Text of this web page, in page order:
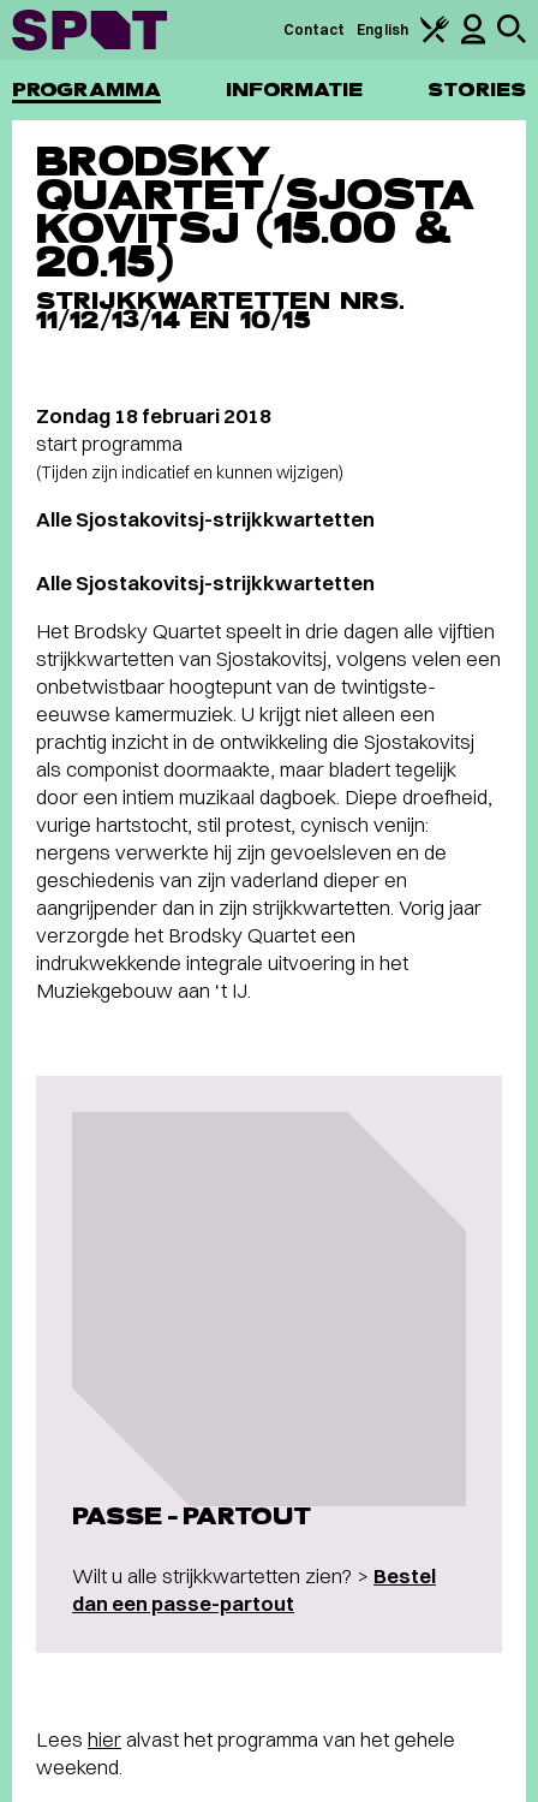
PROGRAMMA INFORMATIE STORIES
Contact English
BRODSKY
QUARTET/SJOSTA
KOVITSJ (15.00 &
20.15)
STRIJKKWARTETTEN NRS.
11/12/13/14 EN 10/15
Zondag 18 februari 2018
start programma
(Tijden zijn indicatief en kunnen wijzigen)
Alle Sjostakovitsj-strijkkwartetten
Alle Sjostakovitsj-strijkkwartetten
Het Brodsky Quartet speelt in drie dagen alle vijftien
strijkkwartetten van Sjostakovitsj, volgens velen een
onbetwistbaar hoogtepunt van de twintigste-
eeuwse kamermuziek. U krijgt niet alleen een
prachtig inzicht in de ontwikkeling die Sjostakovitsj
als componist doormaakte, maar bladert tegelijk
door een intiem muzikaal dagboek. Diepe droefheid,
vurige hartstocht, stil protest, cynisch venijn:
nergens verwerkte hij zijn gevoelsleven en de
geschiedenis van zijn vaderland dieper en
aangrijpender dan in zijn strijkkwartetten. Vorig jaar
verzorgde het Brodsky Quartet een
indrukwekkende integrale uitvoering in het
Muziekgebouw aan ‘t IJ.
PASSE-PARTOUT
Wilt u alle strijkkwartetten zien? > Bestel
dan een passe-partout
Lees hieralvast het programma van het gehele
weekend.